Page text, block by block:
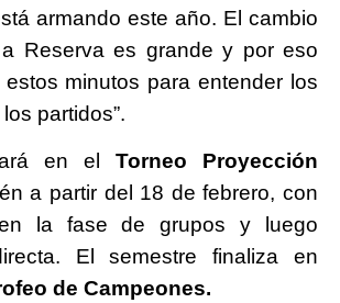
armando este año. El cambio
Reserva es grande y por eso
minutos para entender los
partidos”.
en el Torneo Proyección
a partir del 18 de febrero, con
la fase de grupos y luego
El semestre finaliza en
de Campeones.